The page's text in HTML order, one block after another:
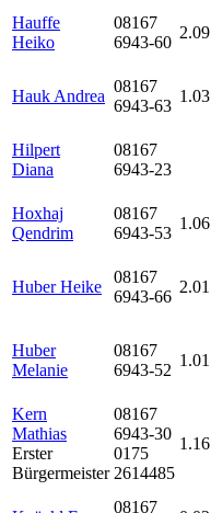
Hauffe
Heiko
08167
6943-60
2.09
Hauk Andrea
08167
6943-63
1.03
Hilpert
Diana
08167
6943-23
Hoxhaj
Qendrim
08167
6943-53
1.06
Huber Heike
08167
6943-66
2.01
Huber
Melanie
08167
6943-52
1.01
Kern
Mathias
Erster
Bürgermeister
08167
6943-30
0175
2614485
1.16
08167